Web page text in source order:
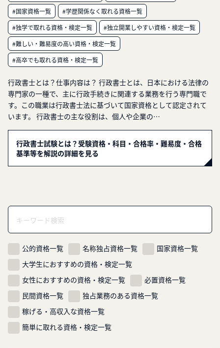
#国家資格一覧
#学歴関係なく取れる資格一覧
#独学で取れる資格・検定一覧
#独立開業しやすい資格・検定一覧
#難しい・難易度の高い資格・検定一覧
#高卒でも取れる資格・検定一覧
行政書士とは？仕事内容は？ 行政書士とは、日本における法律の
専門家の一種で、主に行政手続きに関連する業務を行う専門職で
す。この職業は行政書士法に基づいて国家資格として認定されて
います。 行政書士の主な役割は、個人や企業の…
行政書士試験とは？受験資格・科目・合格率・難易度・合格
基準等を解説の詳細を見る
公的資格一覧 名称独占資格一覧
国家資格一覧
大学生におすすめの資格・検定一覧
女性におすすめの資格・検定一覧
必置資格一覧
民間資格一覧
独占業務のある資格一覧
稼げる・高収入な資格一覧
簡単に取れる資格・検定一覧